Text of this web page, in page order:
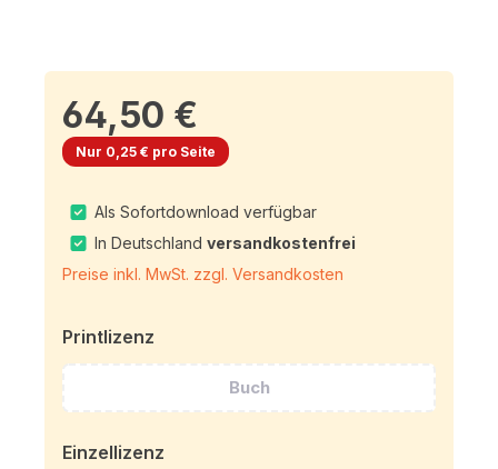
64,50 €
Nur 0,25 € pro Seite
Als Sofortdownload verfügbar
In Deutschlandversandkostenfrei
Preise inkl. MwSt. zzgl. Versandkosten
Printlizenz
Buch
Einzellizenz